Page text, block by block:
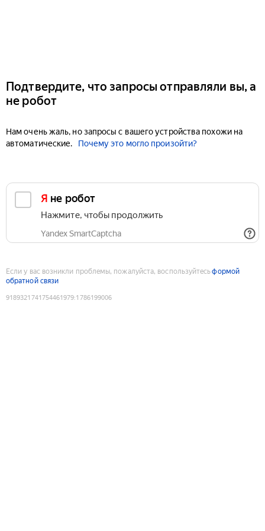
Подтвердите, что запросы отправляли вы, а
не робот
Нам очень жаль, но запросы с вашего устройства похожи на
автоматические.
Почему это могло произойти?
Я не робот
Нажмите, чтобы продолжить
Yandex SmartCaptcha
Если у вас возникли проблемы, пожалуйста, воспользуйтесьформой
обратной связи
9189321741754461979:1786199006